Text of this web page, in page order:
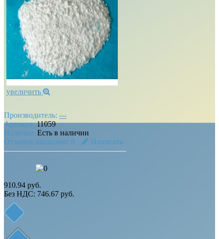
увеличить
Производитель: ---
Артикул:11059
Наличие: Есть в наличии
Отзывов написано: 0 Написать
910.94 руб.
Без НДС: 746.67 руб.